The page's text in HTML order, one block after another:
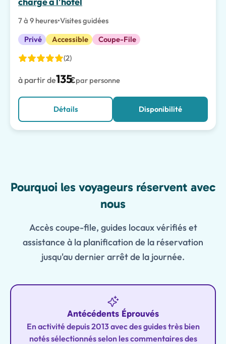
7 à 9 heures•Visites guidées
Privé
Accessible
Coupe-File
(2)
à partir de135€par personne
Détails Disponibilité
Features
Pourquoi les voyageurs réservent avec
nous
Accès coupe-file, guides locaux vérifiés et
assistance à la planification de la réservation
jusqu'au dernier arrêt de la journée.
Antécédents Éprouvés
En activité depuis 2013 avec des guides très bien
notés sélectionnés selon les commentaires des